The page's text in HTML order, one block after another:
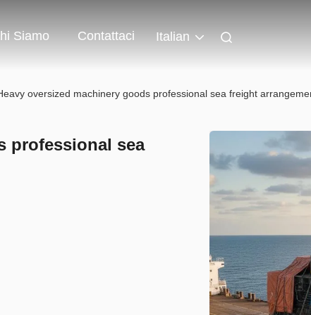
Siamo Contattaci Italian
oversized machinery goods professional sea freight
professional sea